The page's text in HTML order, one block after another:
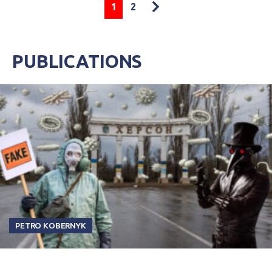
1 2
PUBLICATIONS
PETRO KOBERNYK